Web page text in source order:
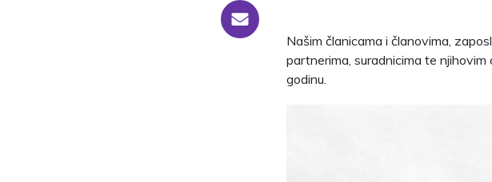
someone@yoursite.com
Našim članicama i članovima,
partnerima, suradnicima te
godinu.